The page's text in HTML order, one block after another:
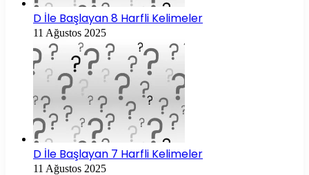
D İle Başlayan 8 Harfli Kelimeler
11 Ağustos 2025
D İle Başlayan 7 Harfli Kelimeler
11 Ağustos 2025